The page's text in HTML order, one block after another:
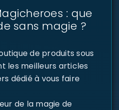
: que
sans magie ?
de produits sous
les meilleurs articles
dédié à vous faire
de la magie de